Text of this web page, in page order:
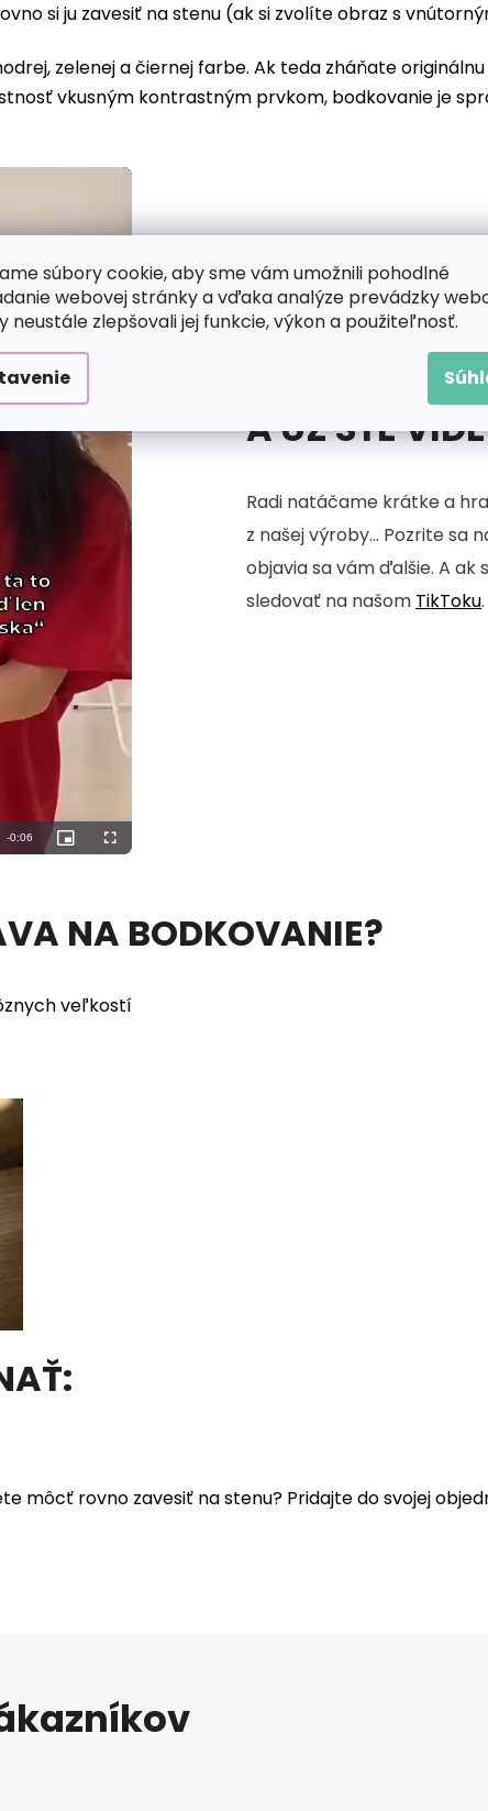
súbory cookie, aby sme vám umožnili pohodlné
webovej stránky a vďaka analýze prevádzky
neustále zlepšovali jej funkcie, výkon a použiteľnosť.
si ju zavesiť na stenu (ak si zvolíte obraz s
zelenej a čiernej farbe. Ak teda zháňate
vkusným kontrastným prvkom, bodkovanie je
A UŽ STE
Radi natáčame krátke a
z našej výroby... Pozrite sa
objavia sa vám ďalšie. A
sledovať na našom TikToku.
NA BODKOVANIE?
veľkostí
môcť rovno zavesiť na stenu? Pridajte do svojej